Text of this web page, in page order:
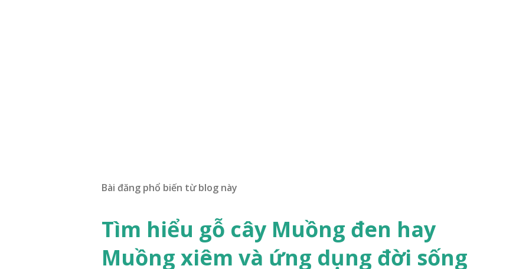
Bài đăng phổ biến từ blog này
Tìm hiểu gỗ cây Muồng đen hay
Muồng xiêm và ứng dụng đời sống